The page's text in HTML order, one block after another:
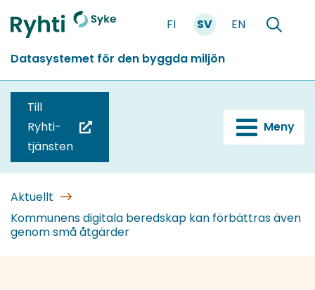
till
Förstasidan
FI SV EN
Söka
Datasystemet för den byggda miljön
Till
Ryhti-
tjänsten
blir
omdirigerad
till
en
annan
Meny
Aktuellt
Kommunens digitala beredskap kan förbättras även
genom små åtgärder